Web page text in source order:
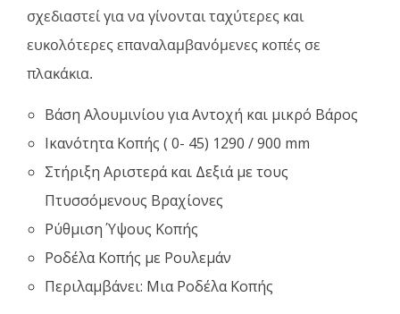
σχεδιαστεί για να γίνονται ταχύτερες και
ευκολότερες επαναλαμβανόμενες κοπές σε
πλακάκια.
Βάση Αλουμινίου για Αντοχή και μικρό Βάρος
Ικανότητα Κοπής ( 0- 45) 1290 / 900 mm
Στήριξη Αριστερά και Δεξιά με τους
Πτυσσόμενους Βραχίονες
Ρύθμιση Ύψους Κοπής
Ροδέλα Κοπής με Ρουλεμάν
Περιλαμβάνει: Μια Ροδέλα Κοπής